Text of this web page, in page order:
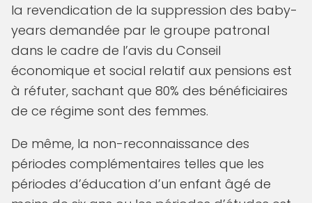
la revendication de la suppression des baby-
years demandée par le groupe patronal
dans le cadre de l’avis du Conseil
économique et social relatif aux pensions est
à réfuter, sachant que 80% des bénéficiaires
de ce régime sont des femmes.
De même, la non-reconnaissance des
périodes complémentaires telles que les
périodes d’éducation d’un enfant âgé de